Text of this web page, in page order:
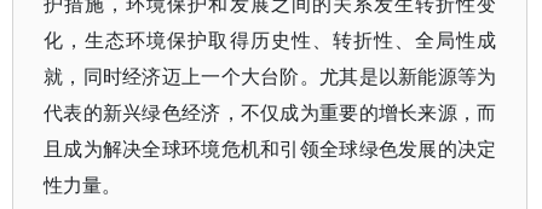
化，生态环境保护取得历史性、转折性、全局性成
就，同时经济迈上一个大台阶。尤其是以新能源等为
代表的新兴绿色经济，不仅成为重要的增长来源，而
且成为解决全球环境危机和引领全球绿色发展的决定
性力量。